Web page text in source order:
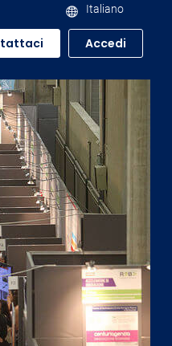
Italiano
Accedi